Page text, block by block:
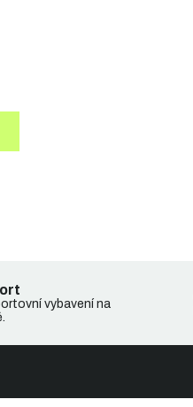
vybavení na